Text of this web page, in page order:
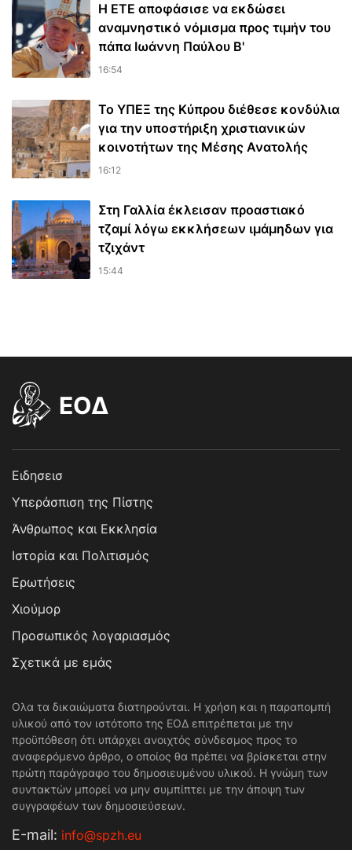
Η ΕΤΕ αποφάσισε να εκδώσει
αναμνηστικό νόμισμα προς τιμήν του
πάπα Ιωάννη Παύλου Β'
16:54
Το ΥΠΕΞ της Κύπρου διέθεσε κονδύλια
για την υποστήριξη χριστιανικών
κοινοτήτων της Μέσης Ανατολής
16:12
Στη Γαλλία έκλεισαν προαστιακό
τζαμί λόγω εκκλήσεων ιμάμηδων για
τζιχάντ
15:44
EOΔ
Ειδησεισ
Υπεράσπιση της Πίστης
Άνθρωπος και Εκκλησία
Ιστορία και Πολιτισμός
Ερωτήσεις
Χιούμορ
Προσωπικός λογαριασμός
Σχετικά με εμάς
Ολα τα δικαιώματα διατηρούνται. Η χρήση και η παραπομπή
υλικού από τον ιστότοπο της ΕΟΔ επιτρέπεται με την
προϋπόθεση ότι υπάρχει ανοιχτός σύνδεσμος προς το
αναφερόμενο άρθρο, ο οποίος θα πρέπει να βρίσκεται στην
πρώτη παράγραφο του δημοσιευμένου υλικού. Η γνώμη των
συντακτών μπορεί να μην συμπίπτει με την άποψη των
συγγραφέων των δημοσιεύσεων.
Е-mail: info@spzh.eu